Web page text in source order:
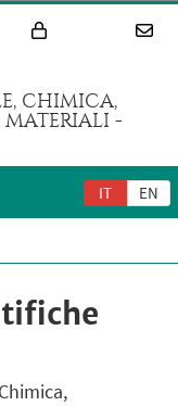
CHIMICA,
MATERIALI -
IT EN